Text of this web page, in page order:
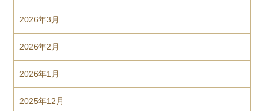
2026年3月
2026年2月
2026年1月
2025年12月